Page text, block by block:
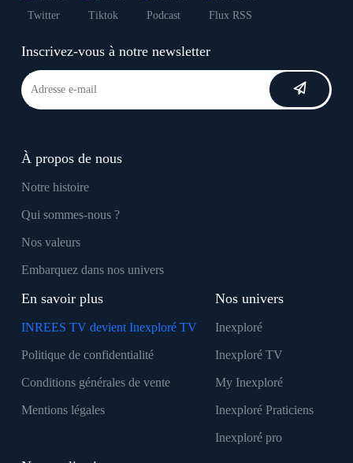
Twitter Tiktok Podcast Flux RSS
Inscrivez-vous à notre newsletter
À propos de nous
Notre histoire
Qui sommes-nous ?
Nos valeurs
Embarquez dans nos univers
En savoir plus
INREES TV devient Inexploré TV
Politique de confidentialité
Conditions générales de vente
Mentions légales
Nos univers
Inexploré
Inexploré TV
My Inexploré
Inexploré Praticiens
Inexploré pro